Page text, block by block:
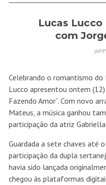
Lucas
com
Celebrando o romantismo do
Lucco apresentou ontem
Fazendo Amor”. Com novo
Mateus, a música ganhou
participação da atriz
Guardada a sete chaves até
participação da dupla
havia sido lançada
chegou às plataformas